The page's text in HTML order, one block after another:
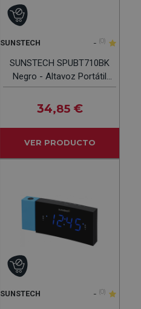
SUNSTECH - (0)
SUNSTECH SPUBT710BK
Negro - Altavoz Portátil
3W
34,85 €
VER PRODUCTO
SUNSTECH - (0)